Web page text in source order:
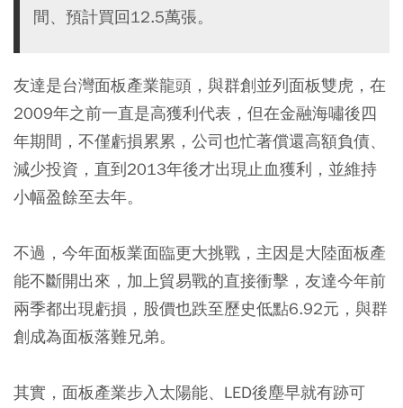
間、預計買回12.5萬張。
友達是台灣面板產業龍頭，與群創並列面板雙虎，在
2009年之前一直是高獲利代表，但在金融海嘯後四
年期間，不僅虧損累累，公司也忙著償還高額負債、
減少投資，直到2013年後才出現止血獲利，並維持
小幅盈餘至去年。
不過，今年面板業面臨更大挑戰，主因是大陸面板產
能不斷開出來，加上貿易戰的直接衝擊，友達今年前
兩季都出現虧損，股價也跌至歷史低點6.92元，與群
創成為面板落難兄弟。
其實，面板產業步入太陽能、LED後塵早就有跡可